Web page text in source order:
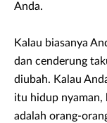
Anda.
Kalau biasanya
dan cenderung
diubah. Kalau
itu hidup nyaman,
adalah orang-